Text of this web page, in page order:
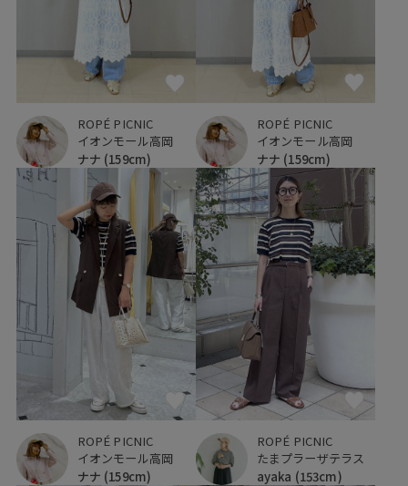
ROPÉ PICNIC
イオンモール高岡
ナナ (159cm)
ROPÉ PICNIC
イオンモール高岡
ナナ (159cm)
ROPÉ PICNIC
イオンモール高岡
ナナ (159cm)
ROPÉ PICNIC
たまプラーザテラス
ayaka (153cm)